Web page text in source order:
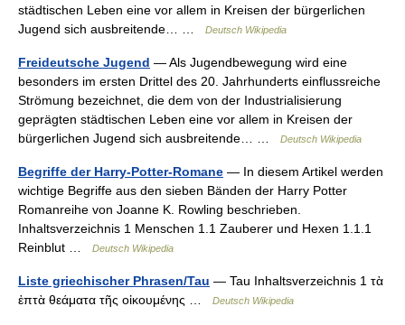
städtischen Leben eine vor allem in Kreisen der bürgerlichen
Jugend sich ausbreitende… …
Deutsch Wikipedia
Freideutsche Jugend — Als Jugendbewegung wird eine
besonders im ersten Drittel des 20. Jahrhunderts einflussreiche
Strömung bezeichnet, die dem von der Industrialisierung
geprägten städtischen Leben eine vor allem in Kreisen der
bürgerlichen Jugend sich ausbreitende… …
Deutsch Wikipedia
Begriffe der Harry-Potter-Romane — In diesem Artikel werden
wichtige Begriffe aus den sieben Bänden der Harry Potter
Romanreihe von Joanne K. Rowling beschrieben.
Inhaltsverzeichnis 1 Menschen 1.1 Zauberer und Hexen 1.1.1
Reinblut …
Deutsch Wikipedia
Liste griechischer Phrasen/Tau — Tau Inhaltsverzeichnis 1 τὰ
ἑπτὰ θεάματα τῆς οἰκουμένης …
Deutsch Wikipedia